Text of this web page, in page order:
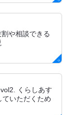
や相談できる
くらしあす
いただくため